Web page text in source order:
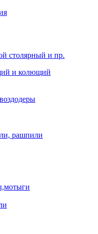
столярный и пр.
и колющий
рашпили